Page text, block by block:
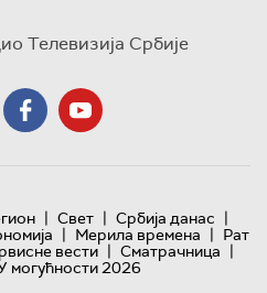
Телевизија Србије
| Свет | Србија данас |
| Мерила времена | Рат
вести | Сматрачница |
могућности 2026